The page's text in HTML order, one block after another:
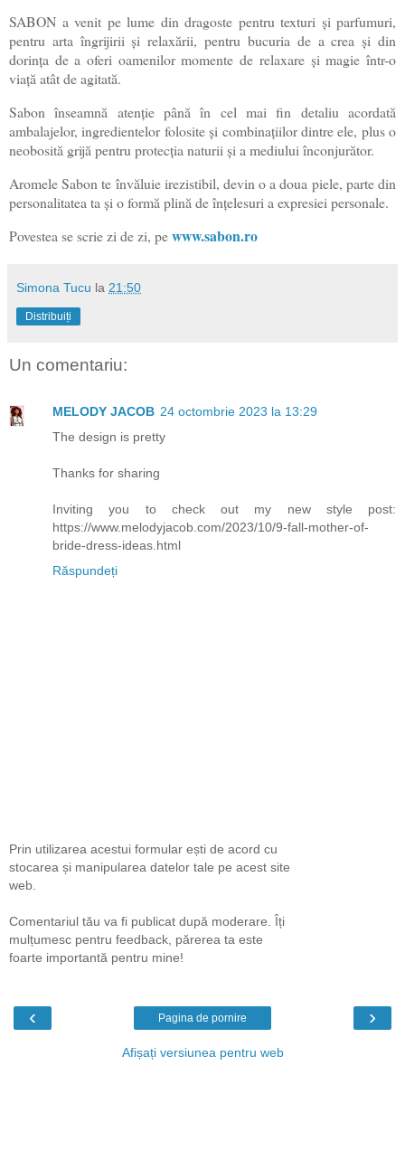
SABON a venit pe lume din dragoste pentru texturi şi parfumuri,
pentru arta îngrijirii și relaxării, pentru bucuria de a crea şi din
dorinţa de a oferi oamenilor momente de relaxare şi magie într-o
viață atât de agitată.
Sabon înseamnă atenţie până în cel mai fin detaliu acordată
ambalajelor, ingredientelor folosite şi combinaţiilor dintre ele, plus o
neobosită grijă pentru protecţia naturii şi a mediului înconjurător.
Aromele Sabon te învăluie irezistibil, devin o a doua piele, parte din
personalitatea ta şi o formă plină de înțelesuri a expresiei personale.
Povestea se scrie zi de zi, pewww.sabon.ro
Simona Tucu la 21:50
Distribuiți
Un comentariu:
MELODY JACOB 24 octombrie 2023 la 13:29
The design is pretty
Thanks for sharing
Inviting you to check out my new style post:
https://www.melodyjacob.com/2023/10/9-fall-mother-of-
bride-dress-ideas.html
Răspundeți
Prin utilizarea acestui formular ești de acord cu
stocarea și manipularea datelor tale pe acest site
web.
Comentariul tău va fi publicat după moderare. Îți
mulțumesc pentru feedback, părerea ta este
foarte importantă pentru mine!
‹ ›
Pagina de pornire
Afișați versiunea pentru web